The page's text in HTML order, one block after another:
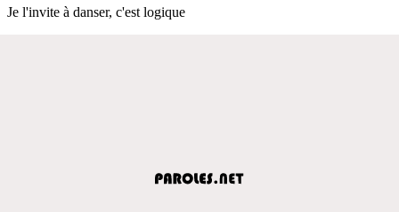
Je l'invite à danser, c'est logique